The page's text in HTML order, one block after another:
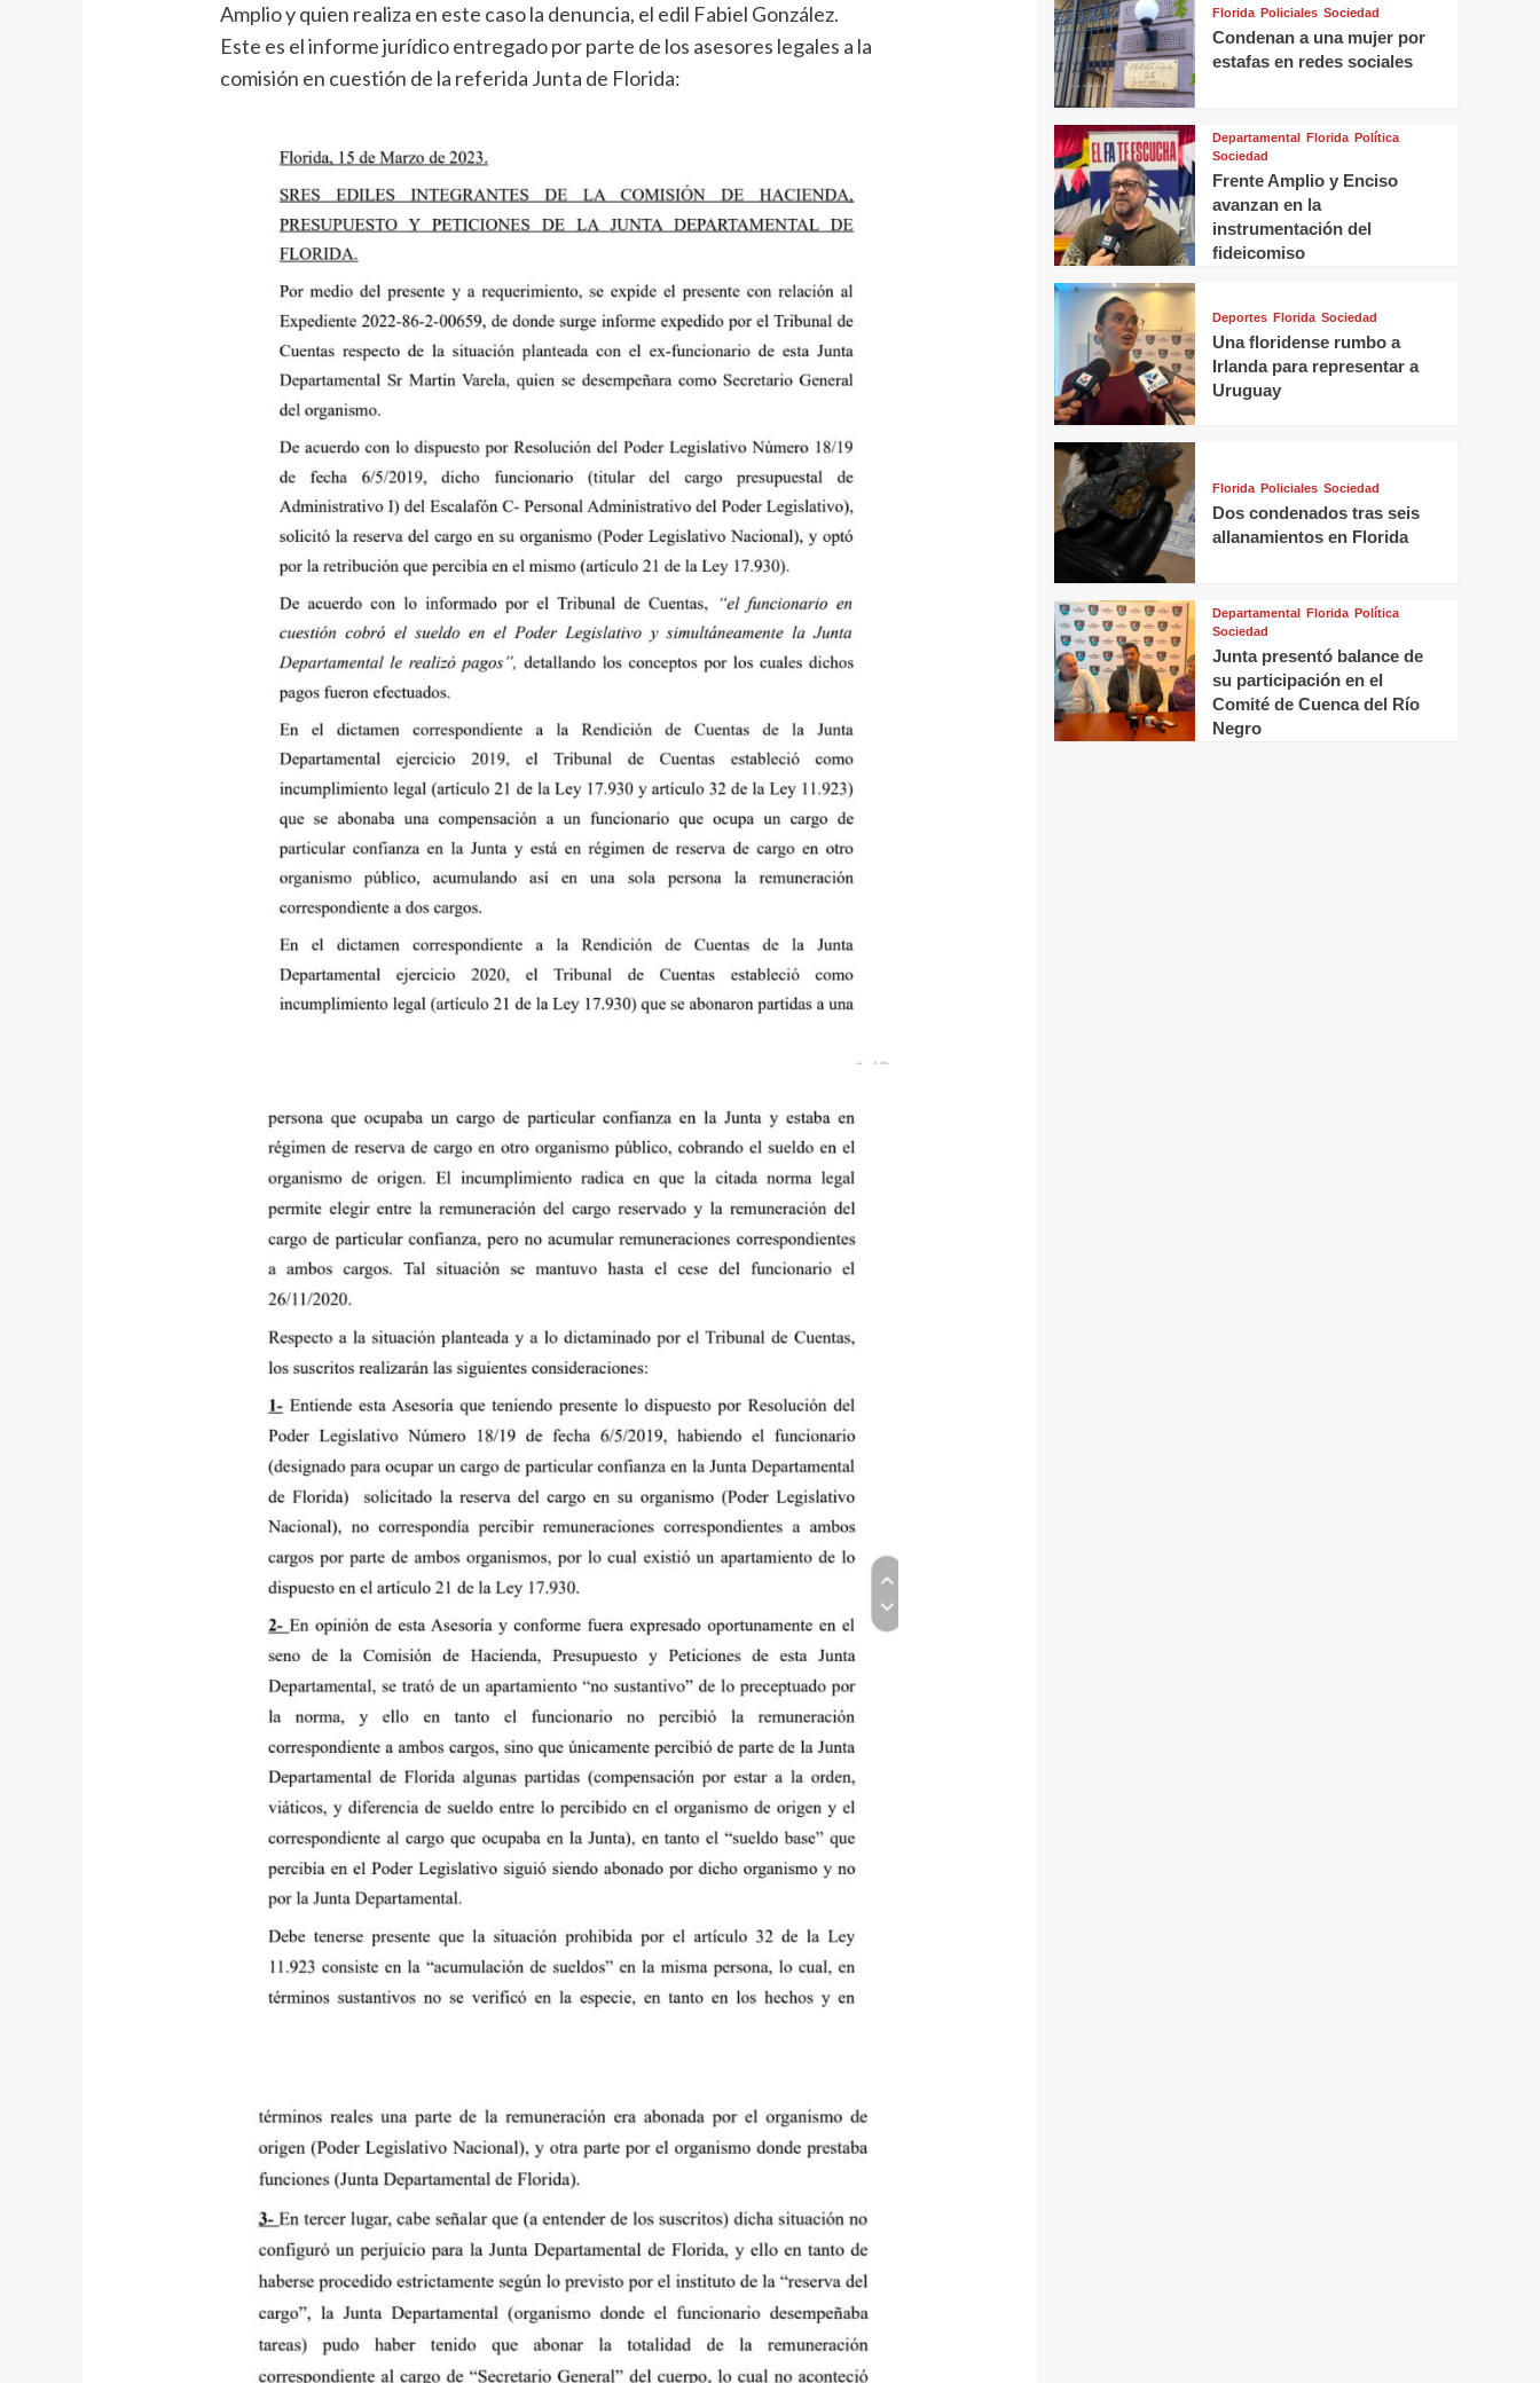
Amplio y quien realiza en este caso la denuncia, el edil Fabiel González.
Este es el informe jurídico entregado por parte de los asesores legales a la
comisión en cuestión de la referida Junta de Florida:
Florida Policiales Sociedad
Condenan a una mujer por
estafas en redes sociales
Departamental Florida Política
Sociedad
Frente Amplio y Enciso
avanzan en la
instrumentación del
fideicomiso
Deportes Florida Sociedad
Una floridense rumbo a
Irlanda para representar a
Uruguay
Florida Policiales Sociedad
Dos condenados tras seis
allanamientos en Florida
Departamental Florida Política
Sociedad
Junta presentó balance de
su participación en el
Comité de Cuenca del Río
Negro